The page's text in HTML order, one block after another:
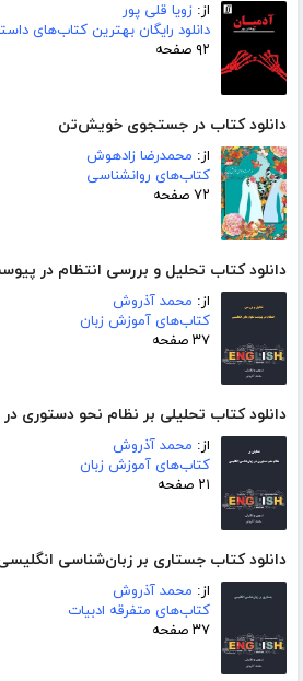
از: زویا قلی پور
دانلود رایگان بهترین کتاب‌های
۹۲ صفحه
دانلود کتاب در جستجوی خویش‌تن
از: محمدرضا زادهوش
کتاب‌های روانشناسی
۷۲ صفحه
دانلود کتاب تحلیل و بررسی انتظام در
از: محمد آذروش
کتاب‌های آموزش زبان
۳۷ صفحه
دانلود کتاب تحلیلی بر نظام نحو دستوری
از: محمد آذروش
کتاب‌های آموزش زبان
۲۱ صفحه
دانلود کتاب جستاری بر زبان‌شناسی
از: محمد آذروش
کتاب‌های متفرقه ادبیات
۳۷ صفحه